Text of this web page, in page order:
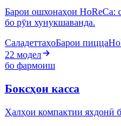
Барои ошхонаҳои HoReCa:
бо рӯи хунукшаванда.
СаладеттаҳоБарои пицца
22 модел
бо фармоиш
Боксҳои касса
Ҳалҳои компактии яхдонӣ